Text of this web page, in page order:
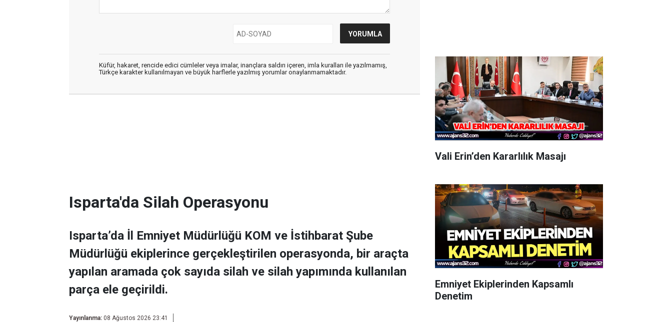
Küfür, hakaret, rencide edici cümleler veya imalar, inançlara saldırı içeren, imla kuralları ile yazılmamış,
Türkçe karakter kullanılmayan ve büyük harflerle yazılmış yorumlar onaylanmamaktadır.
Isparta'da Silah Operasyonu
Isparta’da İl Emniyet Müdürlüğü KOM ve İstihbarat Şube
Müdürlüğü ekiplerince gerçekleştirilen operasyonda, bir araçta
yapılan aramada çok sayıda silah ve silah yapımında kullanılan
parça ele geçirildi.
Yayınlanma: 08 Ağustos 2026 23:41
Vali Erin’den Kararlılık Masajı
Emniyet Ekiplerinden Kapsamlı
Denetim